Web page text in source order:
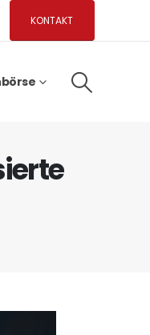
KONTAKT